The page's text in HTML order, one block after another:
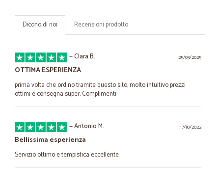
Dicono di noi Recensioni prodotto
25/03/2025
—Clara B.
OTTIMA ESPERIENZA
prima volta che ordino tramite questo sito, molto intuitivo prezzi
ottimi e consegna super. Complimenti
17/10/2022
—Antonio M.
Bellissima esperienza
Servizio ottimo e tempistica eccellente